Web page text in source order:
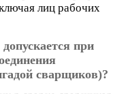
лиц рабочих
при
сварщиков)?